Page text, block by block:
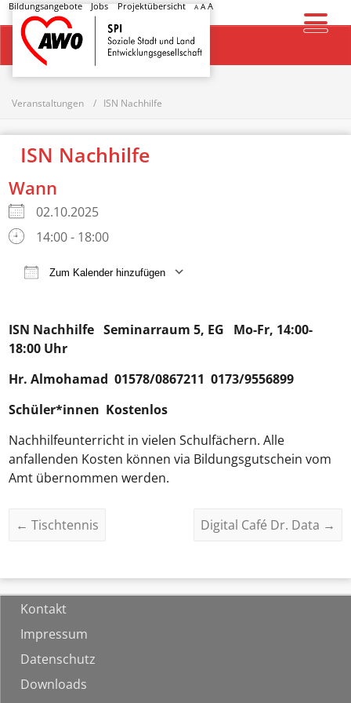
Bildungsangebote Jobs Projektübersicht A AA
Startseite
Veranstaltungen ISN Nachhilfe
ISN Nachhilfe
Wann
02.10.2025
14:00 - 18:00
Zum Kalender hinzufügen
ISN Nachhilfe Seminarraum 5, EG Mo-Fr, 14:00-
18:00 Uhr
Hr.Almohamad 01578/0867211 0173/9556899
Schüler*innen Kostenlos
Nachhilfeunterricht in vielen Schulfächern. Alle
anfallenden Kosten können via Bildungsgutschein vom
Amt übernommen werden.
← Tischtennis Digital Café Dr. Data →
Kontakt
Impressum
Datenschutz
Downloads